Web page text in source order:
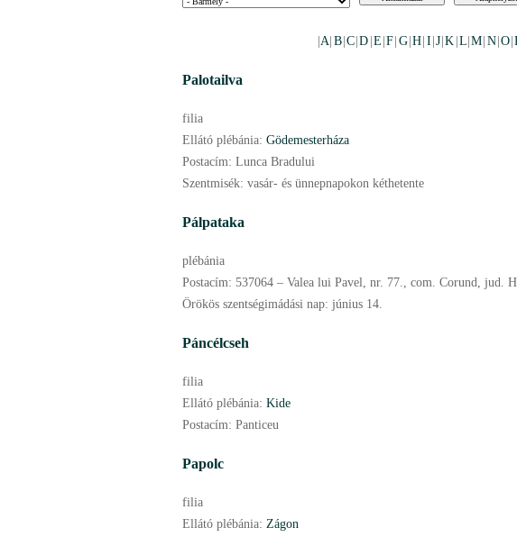
|A B C |D E |F G |H I J |K L |M N |O |
Palotailva
filia
Ellátó plébánia: Gödemesterháza
Postacím: Lunca Bradului
Szentmisék: vasár- és ünnepnapokon kéthetente
Pálpataka
plébánia
Postacím: 537064 – Valea lui Pavel, nr. 77., com. Corund, jud.
Örökös szentségimádási nap: június 14.
Páncélcseh
filia
Ellátó plébánia: Kide
Postacím: Panticeu
Papolc
filia
Ellátó plébánia: Zágon